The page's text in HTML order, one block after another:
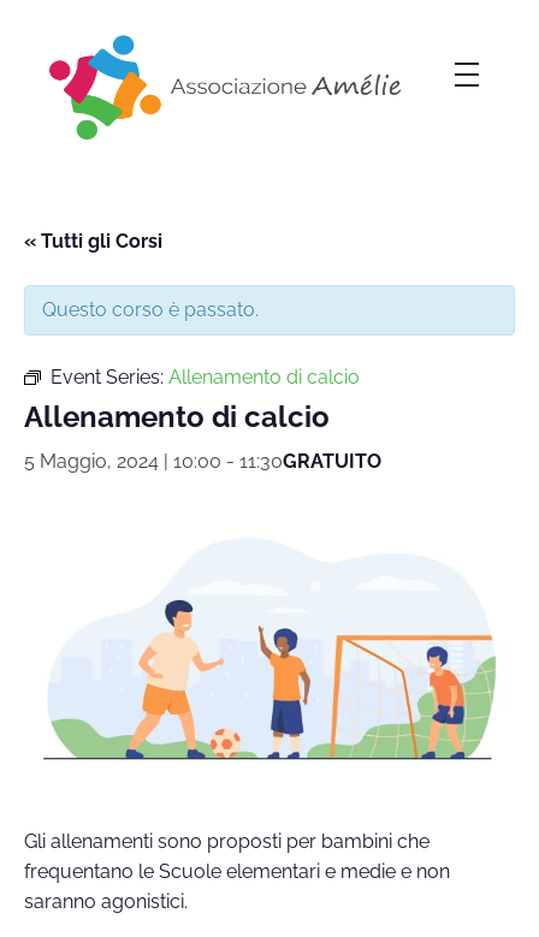
« Tutti gli Corsi
Questo corso è passato.
Event Series: Allenamento di calcio
Allenamento di calcio
5 Maggio, 2024 | 10:00 - 11:30GRATUITO
Gli allenamenti sono proposti per bambini che
frequentano le Scuole elementari e medie e non
saranno agonistici.